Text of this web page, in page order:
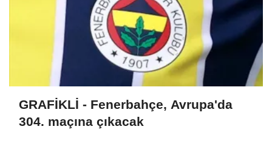
GRAFİKLİ - Fenerbahçe, Avrupa'da
304. maçına çıkacak